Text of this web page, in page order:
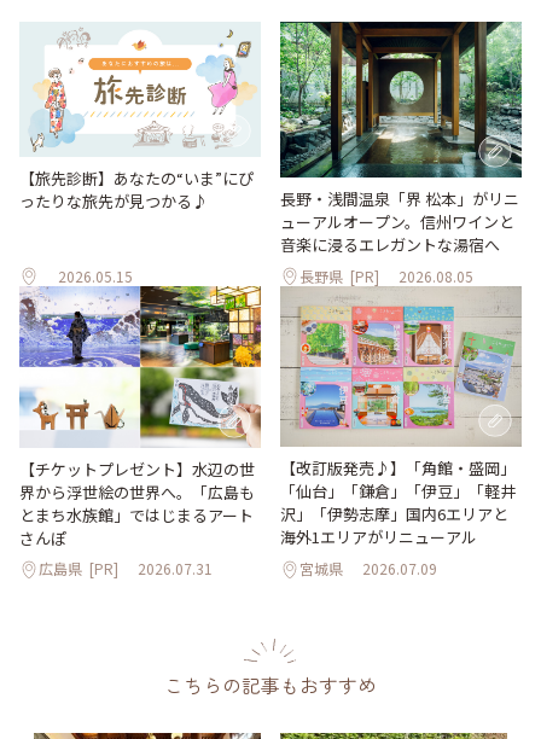
【旅先診断】あなたの“いま”にぴ
ったりな旅先が見つかる♪
2026.05.15
長野・浅間温泉「界 松本」がリニ
ューアルオープン。信州ワインと
音楽に浸るエレガントな湯宿へ
長野県 [PR] 2026.08.05
【チケットプレゼント】水辺の世
界から浮世絵の世界へ。「広島も
とまち水族館」ではじまるアート
さんぽ
広島県 [PR] 2026.07.31
【改訂版発売♪】「角館・盛岡」
「仙台」「鎌倉」「伊豆」「軽井
沢」「伊勢志摩」国内6エリアと
海外1エリアがリニューアル
宮城県 2026.07.09
こちらの記事もおすすめ